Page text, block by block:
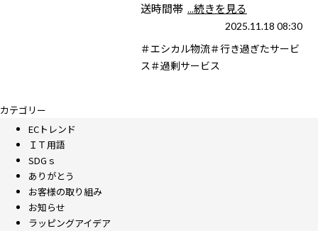
送時間帯 ...続きを見る
2025.11.18 08:30
＃エシカル物流＃行き過ぎたサービ
ス＃過剰サービス
カテゴリー
ECトレンド
ＩＴ用語
SDGｓ
ありがとう
お客様の取り組み
お知らせ
ラッピングアイデア